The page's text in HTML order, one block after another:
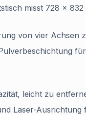
misst 728 ×
von vier Achsen
leicht zu
Laser-